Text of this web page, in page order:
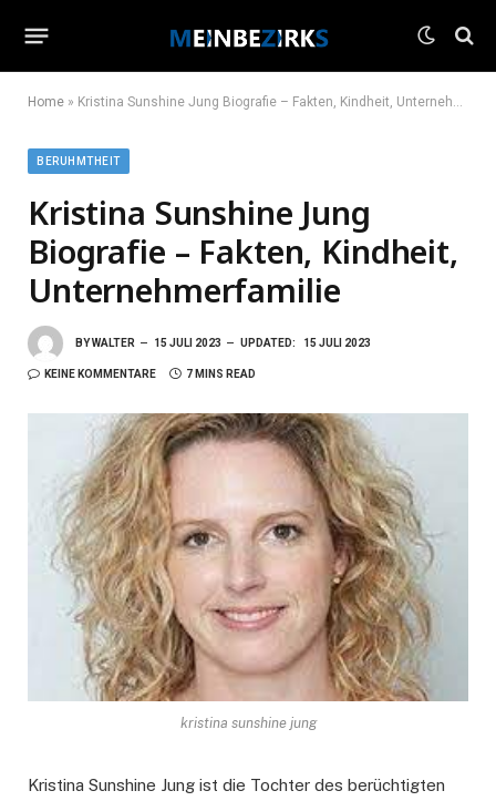
Home » Kristina Sunshine Jung Biografie – Fakten, Kindheit, Unternehmerfamilie
BERUHMTHEIT
Kristina Sunshine Jung
Biografie – Fakten, Kindheit,
Unternehmerfamilie
BYWALTER 15 JULI 2023 UPDATED: 15 JULI 2023
KEINE KOMMENTARE 7 MINS READ
kristina sunshine jung
Kristina Sunshine Jung ist die Tochter des berüchtigten